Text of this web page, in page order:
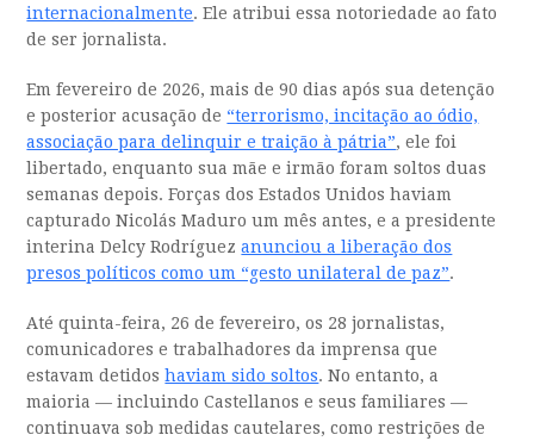
internacionalmente. Ele atribui essa notoriedade ao fato
de ser jornalista.
Em fevereiro de 2026, mais de 90 dias após sua detenção
e posterior acusação de “terrorismo, incitação ao ódio,
associação para delinquir e traição à pátria”, ele foi
libertado, enquanto sua mãe e irmão foram soltos duas
semanas depois. Forças dos Estados Unidos haviam
capturado Nicolás Maduro um mês antes, e a presidente
interina Delcy Rodríguezanunciou a liberação dos
presos políticos como um “gesto unilateral de paz”.
Até quinta-feira, 26 de fevereiro, os 28 jornalistas,
comunicadores e trabalhadores da imprensa que
estavam detidoshaviam sido soltos. No entanto, a
maioria — incluindo Castellanos e seus familiares —
continuava sob medidas cautelares, como restrições de